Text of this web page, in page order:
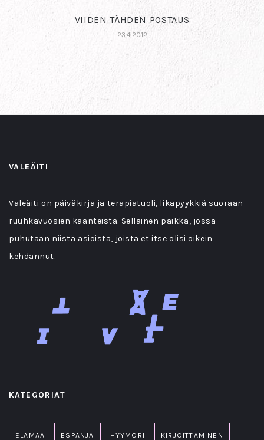
VIIDEN TÄHDEN POSTAUS
23.4.2012
VALEÄITI
Valeäiti on päiväkirja ja terapiatuoli, likapyykkiä suoraan
ruuhkavuosien käänteistä. Sellainen paikka, jossa
puhutaan niistä asioista, joista et itse olisi oikein
kehdannut.
KATEGORIAT
ELÄMÄÄ ESPANJA HYYMÖRI KIRJOITTAMINEN